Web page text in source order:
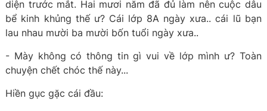
diện trước mắt. Hai mươi năm đã đủ làm nên cuộc dâu
bể kinh khủng thế ư? Cái lớp 8A ngày xưa.. cái lũ bạn
lau nhau mười ba mười bốn tuổi ngày xưa..
- Mày không có thông tin gì vui về lớp mình ư? Toàn
chuyện chết chóc thế này...
Hiền gục gặc cái đầu: